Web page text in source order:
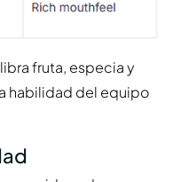
fruta, especia y
habilidad del equipo